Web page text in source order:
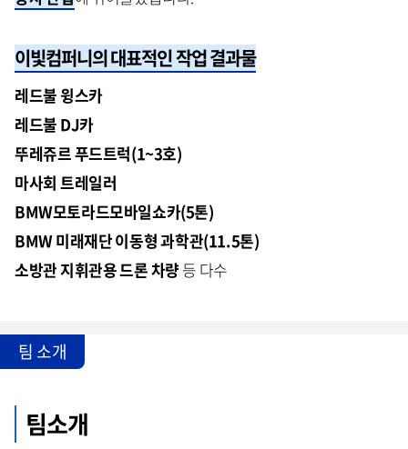
이빛컴퍼니의 대표적인 작업 결과물
레드불 윙스카
레드불 DJ카
뚜레쥬르 푸드트럭(1~3호)
마사회 트레일러
BMW모토라드모바일쇼카(5톤)
BMW 미래재단 이동형 과학관(11.5톤)
소방관 지휘관용 드론 차량등 다수
팀 소개
팀소개